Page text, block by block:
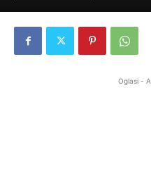
Oglasi -